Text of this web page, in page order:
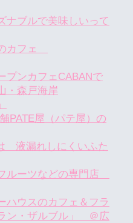
ブルで美味しいって
カフェ
プンカフェCABANで
・森戸海岸
PATE屋（パテ屋）の
液漏れしにくいふた
ルーツなどの専門店
ハウスのカフェ＆フラ
ン・ザルブル」 ＠広